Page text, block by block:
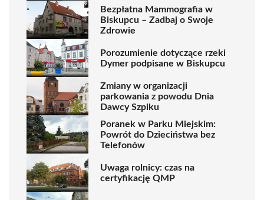
Bezpłatna Mammografia w
Biskupcu – Zadbaj o Swoje
Zdrowie
Porozumienie dotyczące rzeki
Dymer podpisane w Biskupcu
Zmiany w organizacji
parkowania z powodu Dnia
Dawcy Szpiku
Poranek w Parku Miejskim:
Powrót do Dzieciństwa bez
Telefonów
Uwaga rolnicy: czas na
certyfikację QMP